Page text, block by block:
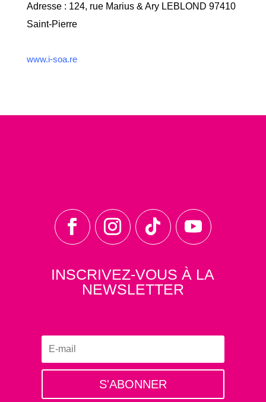
Adresse : 124, rue Marius & Ary LEBLOND 97410
Saint-Pierre
www.i-soa.re
INSCRIVEZ-VOUS À LA
NEWSLETTER
S'ABONNER